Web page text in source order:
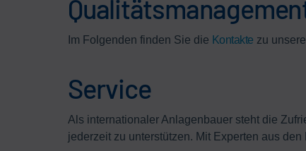
Im Folgenden finden Sie die Kontakte zu
Service
Als internationaler Anlagenbauer steht die
jederzeit zu unterstützen. Mit Experten aus